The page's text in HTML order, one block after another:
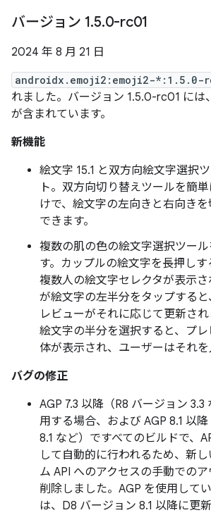
バージョン 1.5.0-rc01
2024 年 8 月 21 日
androidx.emoji2:emoji2-*:1.5.0-
れました。バージョン 1.5.0-rc01 には、
が含まれています。
新機能
絵文字 15.1 と双方向絵文字選択
ト。双方向切り替えツールを簡
けで、絵文字の左向きと右向き
できます。
複数の肌の色の絵文字選択ツー
す。カップルの絵文字を長押し
複数人の絵文字セレクタが表示さ
が絵文字の左半分をタップする
レビューがそれに応じて更新さ
絵文字の半分を選択すると、プ
体が表示され、ユーザーはそれを
バグの修正
AGP 7.3 以降（R8 バージョン 3.3
用する場合、および AGP 8.1 以
8.1 など）ですべてのビルドで、
して自動的に行われるため、新
ム API へのアクセスの手動での
削除しました。AGP を使用して
は、D8 バージョン 8.1 以降に更